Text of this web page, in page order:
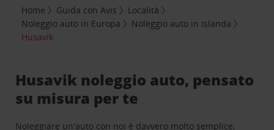
Home Guida con Avis
Località
Noleggio auto in Europa
Noleggio auto in Islanda
Husavik
Husavik noleggio auto, pensato
su misura per te
Noleggiare un'auto con noi è davvero molto semplice,